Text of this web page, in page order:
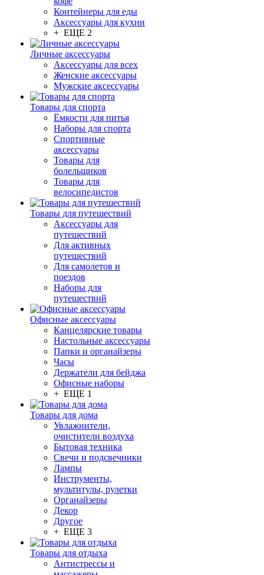
Контейнеры для еды
Аксессуары для кухни
+ ЕЩЕ 2
Личные аксессуары
Аксессуары для всех
Женские аксессуары
Мужские аксессуары
Товары для спорта
Ёмкости для питья
Наборы для спорта
Спортивные
аксессуары
Товары для
болельщиков
Товары для
велосипедистов
Товары для путешествий
Аксессуары для
путешествий
Для активных
путешествий
Для самолетов и
поездов
Наборы для
путешествий
Офисные аксессуары
Канцелярские товары
Настольные аксессуары
Папки и органайзеры
Часы
Держатели для бейджа
Офисные наборы
+ ЕЩЕ 1
Товары для дома
Увлажнители,
очистители воздуха
Бытовая техника
Свечи и подсвечники
Лампы
Инструменты,
мультитулы, рулетки
Органайзеры
Декор
Другое
+ ЕЩЕ 3
Товары для отдыха
Антистрессы и